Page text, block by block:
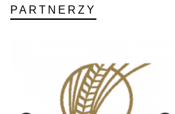
PARTNERZY